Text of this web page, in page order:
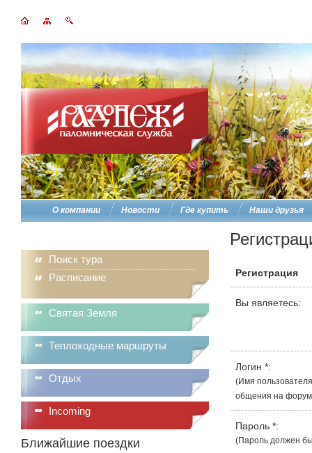
О компании Новости Где купить Наши друзья
Поиск тура
Расписание
Святая Земля
Теплоходные маршруты
Отдых
Incoming
Ближайшие поездки
Регистрация
Вы являетесь:
Логин *:
(Имя
общения на
Пароль *:
(Пароль должен